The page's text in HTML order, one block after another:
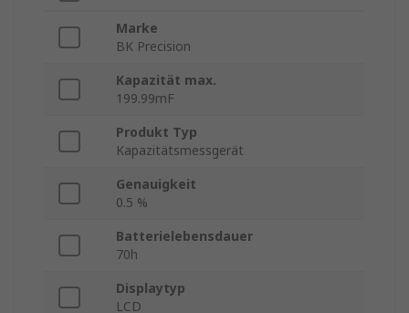
Marke
BK Precision
Kapazität max.
199.99mF
Produkt Typ
Kapazitätsmessgerät
Genauigkeit
0.5 %
Batterielebensdauer
70h
Displaytyp
LCD